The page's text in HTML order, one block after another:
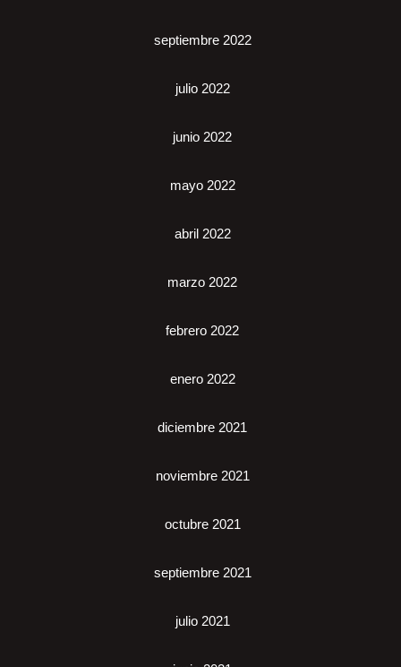
septiembre 2022
julio 2022
junio 2022
mayo 2022
abril 2022
marzo 2022
febrero 2022
enero 2022
diciembre 2021
noviembre 2021
octubre 2021
septiembre 2021
julio 2021